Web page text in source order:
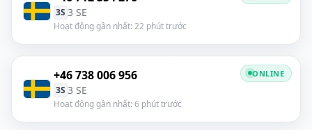
3S 3 SE
Hoạt động gần nhất: 22 phút trước
+46 738 006 956
3S 3 SE
Hoạt động gần nhất: 6 phút trước
ONLINE